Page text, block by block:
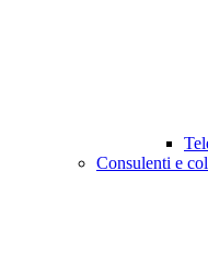
Consulenti e